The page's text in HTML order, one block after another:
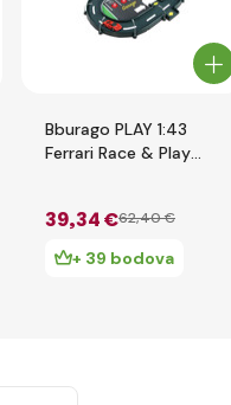
Bburago PLAY 1:43
Ferrari Race & Play
39,34 €62,40 €
+ 39 bodova